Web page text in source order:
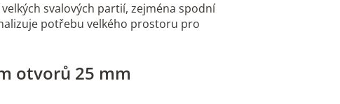
svalových partií, zejména spodní
potřebu velkého prostoru pro
otvorů 25 mm